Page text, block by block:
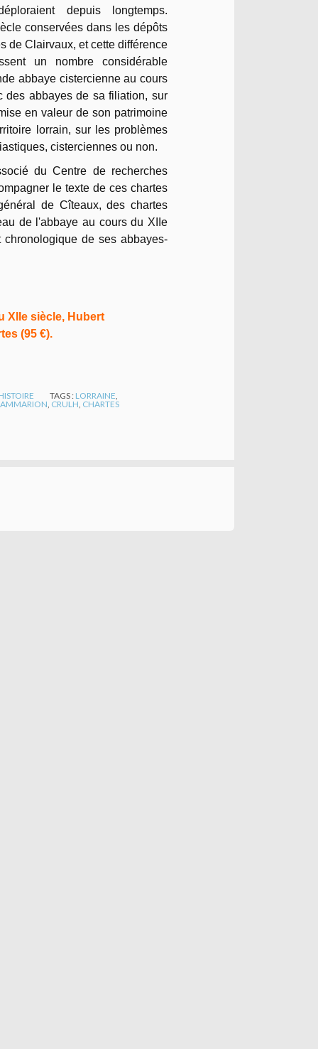
depuis longtemps.
conservées dans les dépôts
de Clairvaux, et cette différence
un nombre considérable
abbaye cistercienne au cours
des abbayes de sa filiation, sur
en valeur de son patrimoine
lorrain, sur les problèmes
cisterciennes ou non.
du Centre de recherches
le texte de ces chartes
de Cîteaux, des chartes
de l'abbaye au cours du XIIe
de ses abbayes-
XIIe siècle, Hubert
(95 €).
TAGS : LORRAINE,
, CRULH, CHARTES